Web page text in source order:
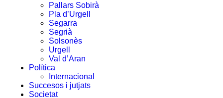
Pallars Sobirà
Pla d’Urgell
Segarra
Segrià
Solsonès
Urgell
Val d’Aran
Política
Internacional
Succesos i jutjats
Societat